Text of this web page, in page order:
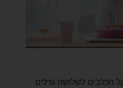
הכלבים לשלושה גדלים